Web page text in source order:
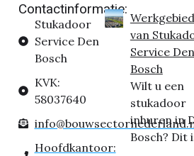
Contactinformatie:
Stukadoor
Service Den
Bosch
KVK:
58037640
Hoofdkantoor:
Werkgebied
van
Service Den
Bosch
Wilt u een
stukadoor
inhuren in
Bosch? Dit